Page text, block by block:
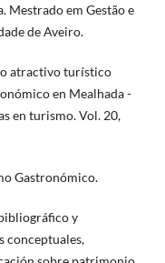
Mestrado em Gestão e
de Aveiro.
atractivo turístico
en Mealhada -
en turismo. Vol. 20,
Gastronómico.
y
conceptuales,